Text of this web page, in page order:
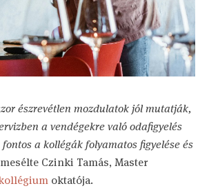
észrevétlen mozdulatok jól mutatják,
a vendégekre való odafigyelés
a kollégák folyamatos figyelése és
Czinki Tamás, Master
oktatója.